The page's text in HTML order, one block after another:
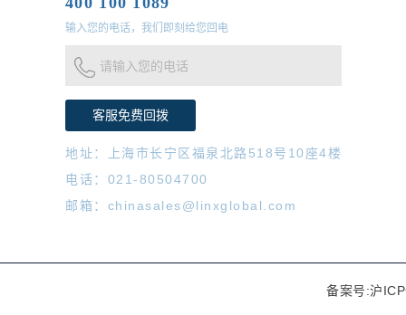
输入您的电话，我们即刻给您回电
请输入您的电话
地址：上海市长宁区福泉北路518号10座4楼
电话：021-80504700
邮箱：chinasales@linxglobal.com
备案号:沪